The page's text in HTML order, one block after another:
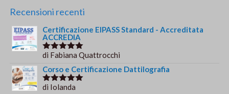
Recensioni recenti
Certificazione EIPASS Standard - Accreditata
ACCREDIA
Valutato5
di Fabiana Quattrocchi
Corso e Certificazione Dattilografia
Valutato5
di Iolanda